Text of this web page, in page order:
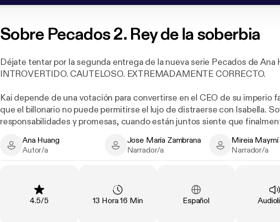
Sobre Pecados 2. Rey de la soberbia
Déjate tentar por la segunda entrega de la nueva serie Pecados de Ana
INTROVERTIDO. CAUTELOSO. EXTREMADAMENTE CORRECTO.
Kai depende de una votación para convertirse en el CEO de su imperio
que el billonario no puede permitirse el lujo de distraerse con Isabella.
responsabilidades y promesas, cuando están juntos siente que
AUDAZ. IMPULSIVA. ALEGRE.
pueda enamorar…, excepto a Kai, que es miembro del club exclusivo en
Ana Huang - Author
Ana Huang
Autor/a
Jose María Zambrana - Narrator
Jose María Zambrana
Narrador/a
Mireia Maymí i
Mireia Maymí
Narrador/a
Clasificación
4.5/5 Duración:
13 Hora 16 Min Idioma:
Español Tipo: